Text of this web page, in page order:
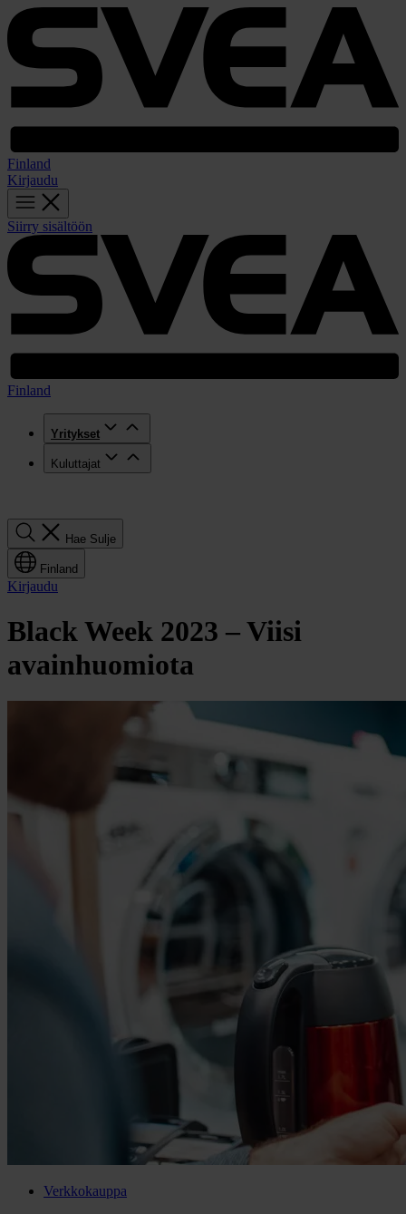
Finland
Kirjaudu
Siirry sisältöön
Finland
Yritykset
Kuluttajat
Hae Sulje
Finland
Kirjaudu
Black Week 2023 – Viisi
avainhuomiota
Verkkokauppa